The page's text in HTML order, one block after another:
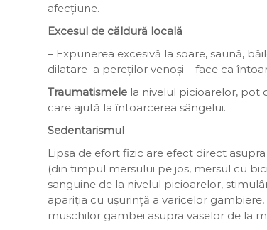
afecțiune.
Excesul de căldură locală
– Expunerea excesivă la soare, saună,
dilatare a pereților venoși – face ca
Traumatismele la nivelul picioarelor, pot
care ajută la întoarcerea sângelui.
Sedentarismul
Lipsa de efort fizic are efect direct
(din timpul mersului pe jos, mersul cu
sanguine de la nivelul picioarelor,
apariția cu ușurință a varicelor
muschilor gambei asupra vaselor de la